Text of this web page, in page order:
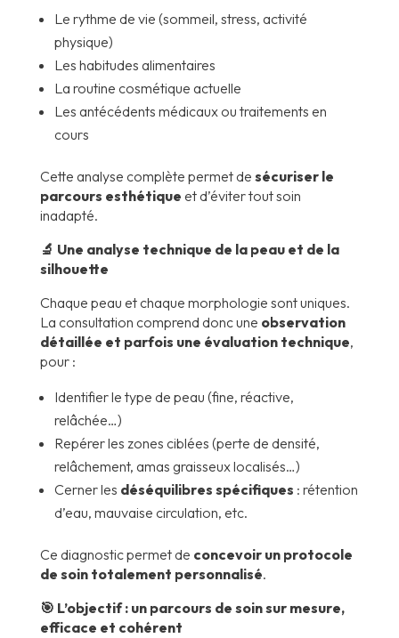
Le rythme de vie (sommeil, stress, activité
physique)
Les habitudes alimentaires
La routine cosmétique actuelle
Les antécédents médicaux ou traitements en
cours
Cette analyse complète permet de sécuriser le
parcours esthétique et d’éviter tout soin
inadapté.
🔬 Une analyse technique de la peau et de la
silhouette
Chaque peau et chaque morphologie sont uniques.
La consultation comprend donc une observation
détaillée et parfois une évaluation technique,
pour :
Identifier le type de peau (fine, réactive,
relâchée…)
Repérer les zones ciblées (perte de densité,
relâchement, amas graisseux localisés…)
Cerner les déséquilibres spécifiques : rétention
d’eau, mauvaise circulation, etc.
Ce diagnostic permet de concevoir un protocole
de soin totalement personnalisé.
🎯 L’objectif : un parcours de soin sur mesure,
efficace et cohérent